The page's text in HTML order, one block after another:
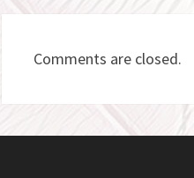
Comments are closed.